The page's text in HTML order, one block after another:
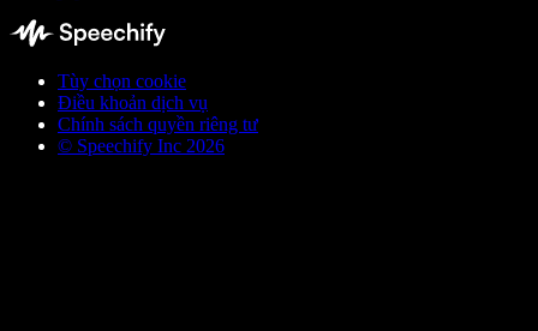
Tùy chọn cookie
Điều khoản dịch vụ
Chính sách quyền riêng tư
© Speechify Inc 2026